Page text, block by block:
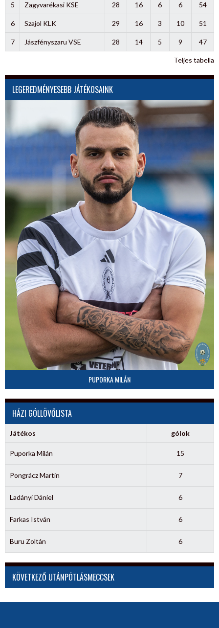
5 Zagyvarékasi KSE 28 16 6 6 54
6 Szajol KLK 29 16 3 10 51
7 Jászfényszaru VSE 28 14 5 9 47
Teljes tabella
LEGEREDMÉNYESEBB JÁTÉKOSAINK
PUPORKA MILÁN
HÁZI GÓLLÖVŐLISTA
Játékos gólok
Puporka Milán 15
Pongrácz Martin 7
Ladányi Dániel 6
Farkas István 6
Buru Zoltán 6
KÖVETKEZŐ UTÁNPÓTLÁSMECCSEK